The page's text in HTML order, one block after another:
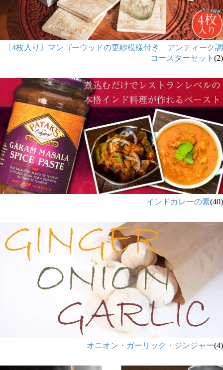
〔4枚入り〕マンゴーウッドの更紗模様付き アンティーク調
コースターセット (2)
インドカレーの素(40)
オニオン・ガーリック・ジンジャー(4)